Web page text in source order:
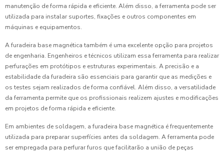
manutenção de forma rápida e eficiente. Além disso, a ferramenta pode ser
utilizada para instalar suportes, fixações e outros componentes em
máquinas e equipamentos.
A furadeira base magnética também é uma excelente opção para projetos
de engenharia. Engenheiros e técnicos utilizam essa ferramenta para realizar
perfurações em protótipos e estruturas experimentais. A precisão e a
estabilidade da furadeira são essenciais para garantir que as medições e
os testes sejam realizados de forma confiável. Além disso, a versatilidade
da ferramenta permite que os profissionais realizem ajustes e modificações
em projetos de forma rápida e eficiente.
Em ambientes de soldagem, a furadeira base magnética é frequentemente
utilizada para preparar superfícies antes da soldagem. A ferramenta pode
ser empregada para perfurar furos que facilitarão a união de peças